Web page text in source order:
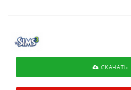
СКАЧАТЬ